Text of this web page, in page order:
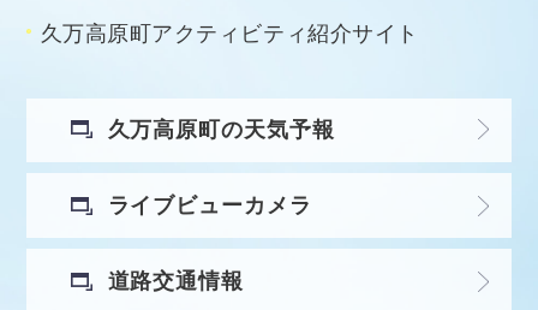
久万高原町アクティビティ紹介サイト
久万高原町の天気予報
ライブビューカメラ
道路交通情報